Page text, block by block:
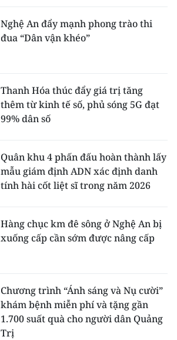
Nghệ An đẩy mạnh phong trào thi
đua “Dân vận khéo”
Thanh Hóa thúc đẩy giá trị tăng
thêm từ kinh tế số, phủ sóng 5G đạt
99% dân số
Quân khu 4 phấn đấu hoàn thành lấy
mẫu giám định ADN xác định danh
tính hài cốt liệt sĩ trong năm 2026
Hàng chục km đê sông ở Nghệ An bị
xuống cấp cần sớm được nâng cấp
Chương trình “Ánh sáng và Nụ cười”
khám bệnh miễn phí và tặng gần
1.700 suất quà cho người dân Quảng
Trị